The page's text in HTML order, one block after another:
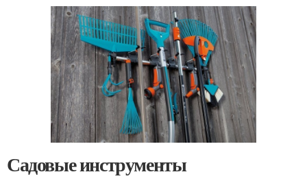
Садовые инструменты